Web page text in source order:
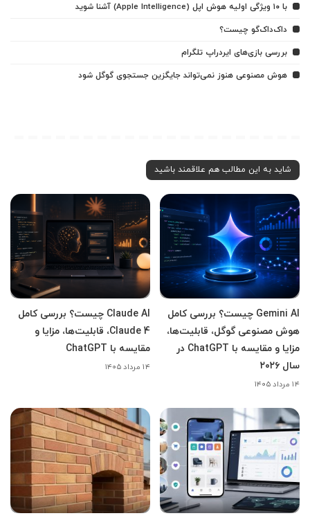
با ۱۰ ویژگی اولیه هوش اپل (Apple Intelligence) آشنا شوید
داک‌داک‌گو چیست؟
بررسی بازی‌های ایردراپ تلگرام
هوش مصنوعی هنوز نمی‌تواند جایگزین جستجوی گوگل شود
شاید به این مطالب هم علاقمند باشید
Gemini AI چیست؟ بررسی کامل
هوش مصنوعی گوگل، قابلیت‌ها،
مزایا و مقایسه با ChatGPT در
سال ۲۰۲۶
۱۴ مرداد ۱۴۰۵
Claude AI چیست؟ بررسی کامل
Claude 4، قابلیت‌ها، مزایا و
مقایسه با ChatGPT
۱۴ مرداد ۱۴۰۵